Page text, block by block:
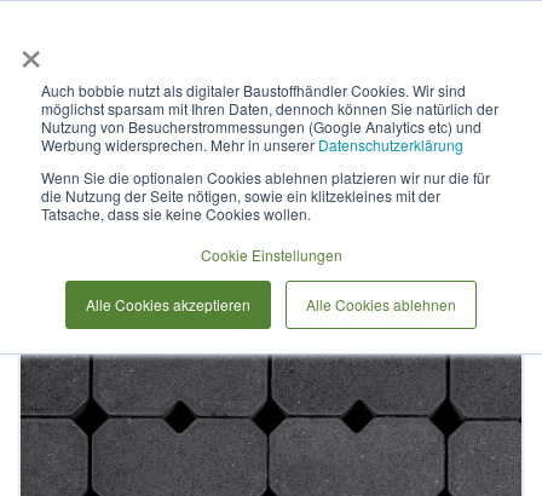
×
Auch bobbie nutzt als digitaler Baustoffhändler Cookies. Wir sind
möglichst sparsam mit Ihren Daten, dennoch können Sie natürlich der
Nutzung von Besucherstrommessungen (Google Analytics etc) und
Werbung widersprechen. Mehr in unserer Datenschutzerklärung
Wenn Sie die optionalen Cookies ablehnen platzieren wir nur die für
die Nutzung der Seite nötigen, sowie ein klitzekleines mit der
Tatsache, dass sie keine Cookies wollen.
Cookie Einstellungen
Alle Cookies akzeptieren Alle Cookies ablehnen
Pflasterstein QUADRAT-ÖKO-
PLUS
Bildergalerie
springen